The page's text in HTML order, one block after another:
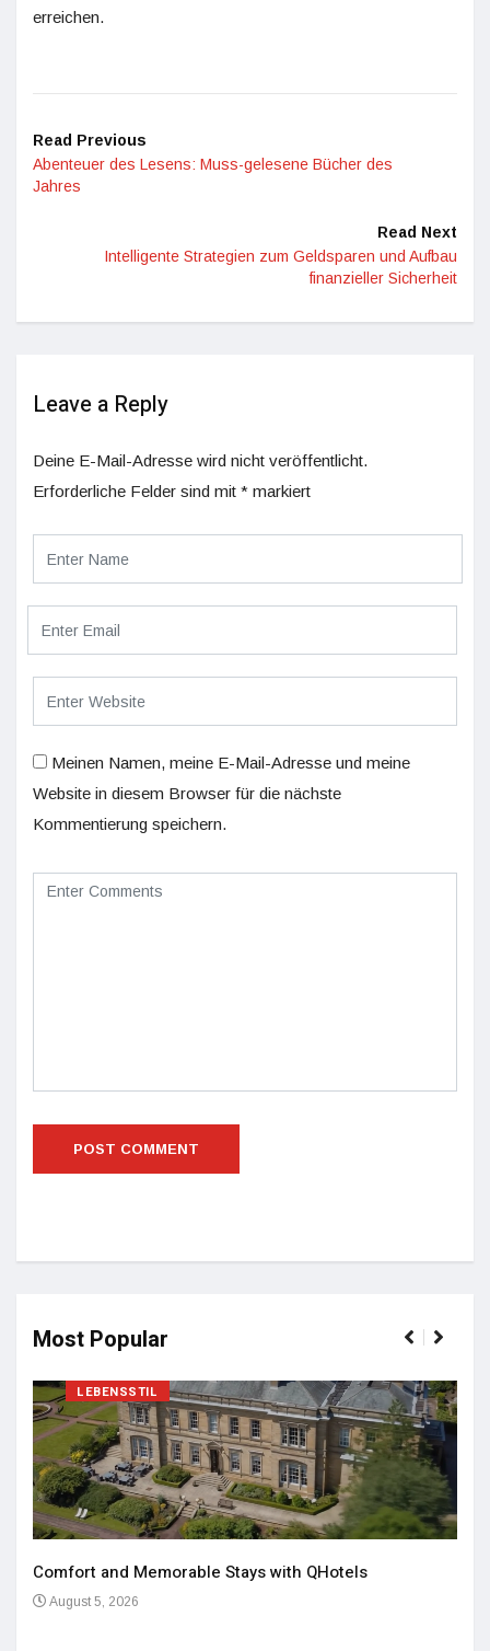
erreichen.
Read Previous
Abenteuer des Lesens: Muss-gelesene Bücher des
Jahres
Read Next
Intelligente Strategien zum Geldsparen und Aufbau
finanzieller Sicherheit
Leave a Reply
Deine E-Mail-Adresse wird nicht veröffentlicht.
Erforderliche Felder sind mit * markiert
Meinen Namen, meine E-Mail-Adresse und meine
Website in diesem Browser für die nächste
Kommentierung speichern.
Most Popular
LEBENSSTIL
Comfort and Memorable Stays with QHotels
August 5, 2026